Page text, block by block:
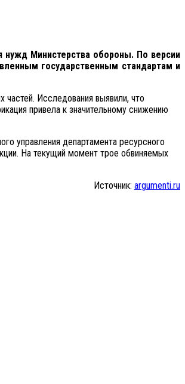
Министерства обороны. По версии
государственным стандартам и
частей. Исследования выявили, что
привела к значительному снижению
управления департамента ресурсного
На текущий момент трое обвиняемых
Источник: argumenti.ru